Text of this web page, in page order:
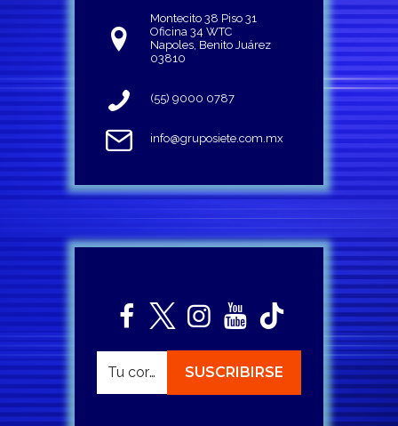
Montecito 38 Piso 31
Oficina 34 WTC
Napoles, Benito Juárez
03810
(55) 9000 0787
info@gruposiete.com.mx